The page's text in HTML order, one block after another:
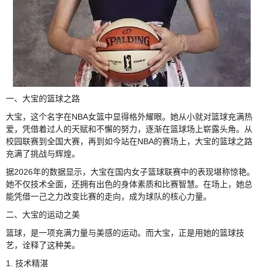
一、大宝的篮球之路
大宝，这个名字在NBA女篮中显得格外耀眼。她从小就对篮球充满热
爱，凭借着过人的天赋和不懈的努力，逐渐在篮球场上崭露头角。从
校园联赛到全国大赛，再到如今站在NBA的赛场上，大宝的篮球之路
充满了挑战与辉煌。
据2026年的数据显示，大宝在国内女子篮球联赛中的表现堪称惊艳。
她不仅技术全面，还拥有出色的身体素质和比赛智慧。在场上，她总
能凭借一己之力改变比赛的走向，成为球队的核心力量。
二、大宝的运动之美
篮球，是一项充满力量与美感的运动。而大宝，正是用她的篮球技
艺，诠释了这种美。
1. 技术精湛